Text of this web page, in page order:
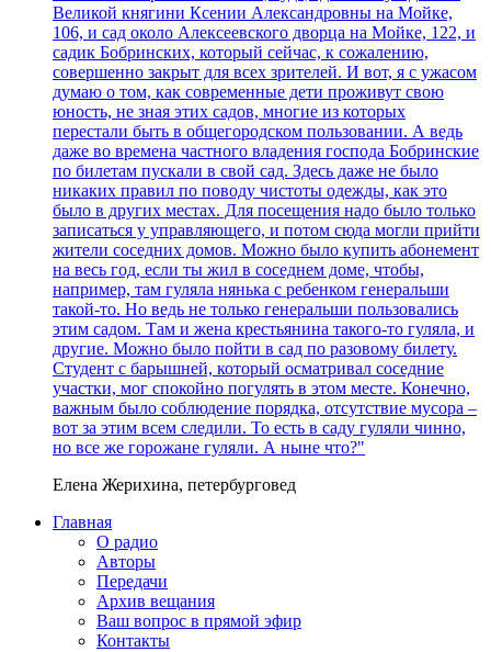
Великой княгини Ксении Александровны на Мойке,
106, и сад около Алексеевского дворца на Мойке, 122, и
садик Бобринских, который сейчас, к сожалению,
совершенно закрыт для всех зрителей. И вот, я с ужасом
думаю о том, как современные дети проживут свою
юность, не зная этих садов, многие из которых
перестали быть в общегородском пользовании. А ведь
даже во времена частного владения господа Бобринские
по билетам пускали в свой сад. Здесь даже не было
никаких правил по поводу чистоты одежды, как это
было в других местах. Для посещения надо было только
записаться у управляющего, и потом сюда могли прийти
жители соседних домов. Можно было купить абонемент
на весь год, если ты жил в соседнем доме, чтобы,
например, там гуляла нянька с ребенком генеральши
такой-то. Но ведь не только генеральши пользовались
этим садом. Там и жена крестьянина такого-то гуляла, и
другие. Можно было пойти в сад по разовому билету.
Студент с барышней, который осматривал соседние
участки, мог спокойно погулять в этом месте. Конечно,
важным было соблюдение порядка, отсутствие мусора –
вот за этим всем следили. То есть в саду гуляли чинно,
но все же горожане гуляли. А ныне что?"
Елена Жерихина, петербурговед
Главная
О радио
Авторы
Передачи
Архив вещания
Ваш вопрос в прямой эфир
Контакты